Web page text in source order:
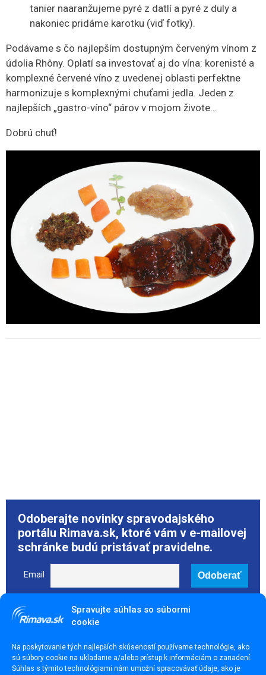
Spravujte súhlas so súbormi
cookie
Na poskytovanie tých najlepších skúseností používame technológie, ako
sú súbory cookie na ukladanie a/alebo prístup k informáciám o zariadení.
Súhlas s týmito technológiami nám umožní spracovávať údaje, ako je
tanier naaranžujeme pyré z datlí a pyré z duly a
nakoniec pridáme karotku (viď fotky).
Podávame s čo najlepším dostupným červeným vínom z
údolia Rhôny. Oplatí sa investovať aj do vína: korenisté a
komplexné červené víno z uvedenej oblasti perfektne
harmonizuje s komplexnými chuťami jedla. Jeden z
najlepších „gastro-víno“ párov v mojom živote...
Dobrú chuť!
Odoberajte novinky spravodajského
portálu Rimava.sk, ktoré vám v e-mailovej
schránke budú pristávať pravidelne.
Email
Páčil sa ti článok? Zdieľaj ho